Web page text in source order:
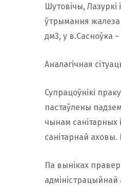
Шутовічы,
ўтрымання жалеза
дм3, у в.Сасноўка
Аналагічная
Супрацоўнікі
пастаўлены
чынам санітарных
санітарнай
Па выніках
адміністрацыйнай